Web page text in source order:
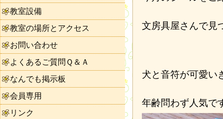
文房具屋さんで見
犬と音符が可愛い
年齢問わず人気で
教室設備
教室の場所とアクセス
お問い合わせ
よくあるご質問Ｑ＆Ａ
なんでも掲示板
会員専用
リンク